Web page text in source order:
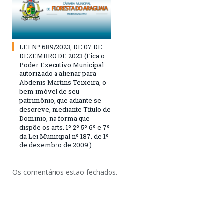
LEI Nº 689/2023, DE 07 DE
DEZEMBRO DE 2023 (Fica o
Poder Executivo Municipal
autorizado a alienar para
Abdenis Martins Teixeira, o
bem imóvel de seu
patrimônio, que adiante se
descreve, mediante Título de
Dominio, na forma que
dispõe os arts. 1º 2º 5º 6º e 7º
da Lei Municipal nº 187, de 1º
de dezembro de 2009.)
Os comentários estão fechados.